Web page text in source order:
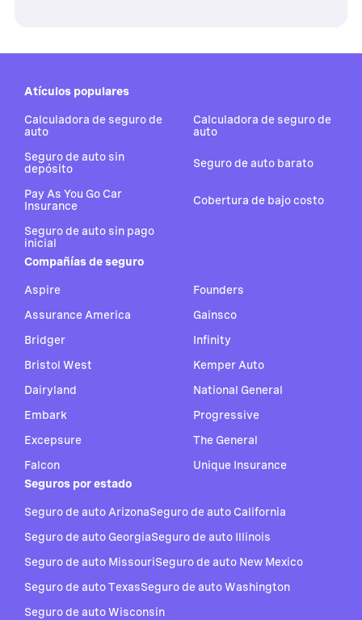
Atículos populares
Calculadora de seguro de
auto
Calculadora de seguro de
auto
Seguro de auto sin
depósito
Seguro de auto barato
Pay As You Go Car
Insurance
Cobertura de bajo costo
Seguro de auto sin pago
inicial
Compañías de seguro
Aspire
Assurance America
Bridger
Bristol West
Dairyland
Embark
Excepsure
Falcon
Founders
Gainsco
Infinity
Kemper Auto
National General
Progressive
The General
Unique Insurance
Seguros por estado
Seguro de auto ArizonaSeguro de auto California
Seguro de auto GeorgiaSeguro de auto Illinois
Seguro de auto MissouriSeguro de auto New Mexico
Seguro de auto TexasSeguro de auto Washington
Seguro de auto Wisconsin